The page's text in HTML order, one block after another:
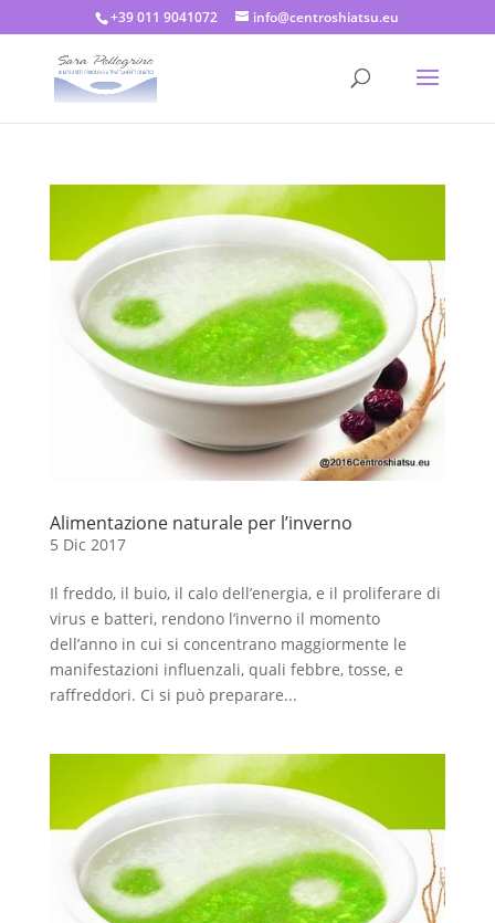
+39 011 9041072 info@centroshiatsu.eu
Alimentazione naturale per l’inverno
5 Dic 2017
Il freddo, il buio, il calo dell’energia, e il proliferare di
virus e batteri, rendono l’inverno il momento
dell’anno in cui si concentrano maggiormente le
manifestazioni influenzali, quali febbre, tosse, e
raffreddori. Ci si può preparare...